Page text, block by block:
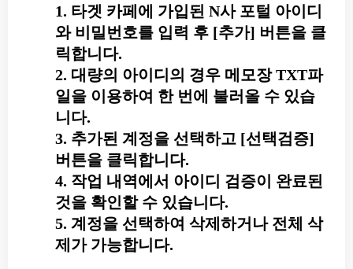
1. 타겟 카페에 가입된 N사 포털 아이디
와 비밀번호를 입력 후 [추가] 버튼을 클
릭합니다.
2. 대량의 아이디의 경우 메모장 TXT파
일을 이용하여 한 번에 불러올 수 있습
니다.
3. 추가된 계정을 선택하고 [선택검증]
버튼을 클릭합니다.
4. 작업 내역에서 아이디 검증이 완료된
것을 확인할 수 있습니다.
5. 계정을 선택하여 삭제하거나 전체 삭
제가 가능합니다.